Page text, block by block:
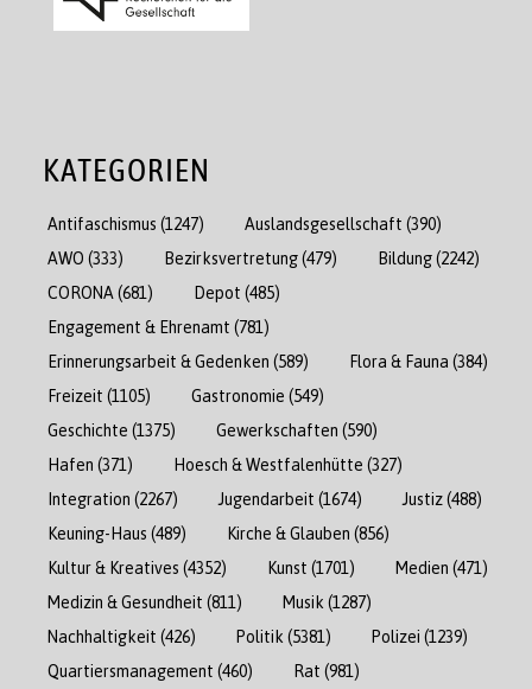
KATEGORIEN
Antifaschismus (1247) Auslandsgesellschaft (390)
AWO (333) Bezirksvertretung(479) Bildung(2242)
CORONA (681) Depot (485)
Engagement & Ehrenamt (781)
Erinnerungsarbeit & Gedenken (589) Flora & Fauna (384)
Freizeit (1105) Gastronomie (549)
Geschichte (1375) Gewerkschaften (590)
Hafen (371) Hoesch & Westfalenhütte (327)
Integration (2267) Jugendarbeit (1674) Justiz(488)
Keuning-Haus (489) Kirche & Glauben (856)
Kultur & Kreatives (4352) Kunst (1701) Medien (471)
Medizin & Gesundheit (811) Musik (1287)
Nachhaltigkeit (426) Politik (5381) Polizei (1239)
Quartiersmanagement (460) Rat (981)